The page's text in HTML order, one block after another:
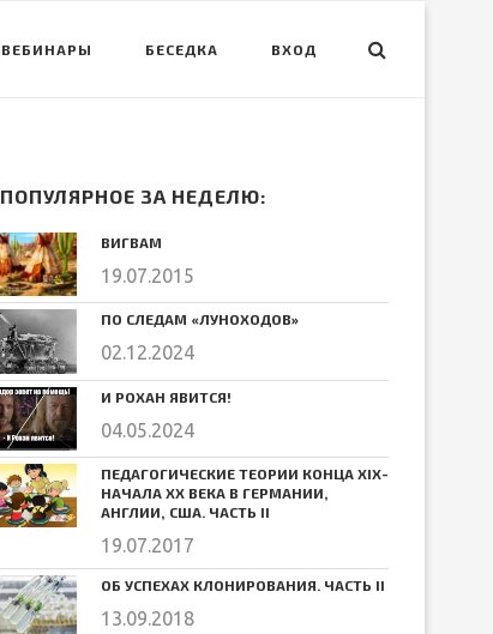
ВЕБИНАРЫ БЕСЕДКА ВХОД
ПОПУЛЯРНОЕ ЗА НЕДЕЛЮ:
ВИГВАМ
19.07.2015
ПО СЛЕДАМ «ЛУНОХОДОВ»
02.12.2024
И РОХАН ЯВИТСЯ!
04.05.2024
ПЕДАГОГИЧЕСКИЕ ТЕОРИИ КОНЦА ХIХ-
НАЧАЛА ХХ ВЕКА В ГЕРМАНИИ,
АНГЛИИ, США. ЧАСТЬ II
19.07.2017
ОБ УСПЕХАХ КЛОНИРОВАНИЯ. ЧАСТЬ II
13.09.2018